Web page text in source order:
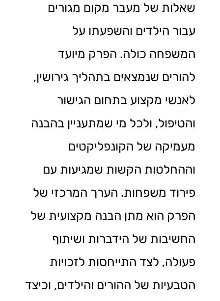
שאלות של מעבר מקום מגורים
עבור הילדים והשפעתו על
המשפחה כולה. הפרק מיועד
להורים שנמצאים בתהליך גירושין,
לאנשי מקצוע בתחום הגישור
והטיפול, ולכל מי שמתעניין בהבנה
מעמיקה של הקונפליקטים
וההחלטות הקשות שמגיעות עם
פירוד משפחות. הערך המרכזי של
הפרק הוא מתן הבנה מקצועית של
החשיבות של הידברות ושיתוף
פעולה, לצד התייחסות לזכויות
הטבעיות של ההורים והילדים, וכיצד